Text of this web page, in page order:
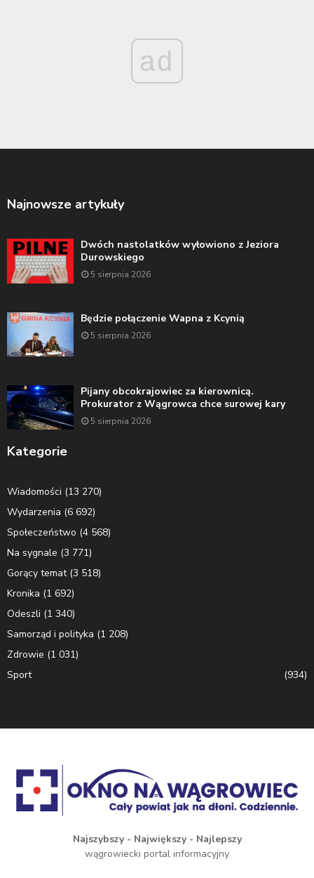
ad
Najnowsze artykuły
Dwóch nastolatków wyłowiono z Jeziora
Durowskiego
5 sierpnia 2026
Będzie połączenie Wapna z Kcynią
5 sierpnia 2026
Pijany obcokrajowiec za kierownicą.
Prokurator z Wągrowca chce surowej kary
5 sierpnia 2026
Kategorie
Wiadomości (13 270)
Wydarzenia (6 692)
Społeczeństwo (4 568)
Na sygnale (3 771)
Gorący temat(3 518)
Kronika (1 692)
Odeszli (1 340)
Samorząd i polityka (1 208)
Zdrowie (1 031)
Sport
(934)
Najszybszy - Największy - Najlepszy
wągrowiecki portal informacyjny